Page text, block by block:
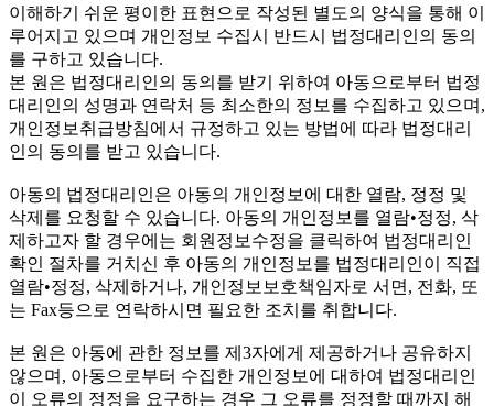
이해하기 쉬운 평이한 표현으로 작성된 별도의 양식을 통해 이
루어지고 있으며 개인정보 수집시 반드시 법정대리인의 동의
를 구하고 있습니다.
본 원은 법정대리인의 동의를 받기 위하여 아동으로부터 법정
대리인의 성명과 연락처 등 최소한의 정보를 수집하고 있으며,
개인정보취급방침에서 규정하고 있는 방법에 따라 법정대리
인의 동의를 받고 있습니다.
아동의 법정대리인은 아동의 개인정보에 대한 열람, 정정 및
삭제를 요청할 수 있습니다. 아동의 개인정보를 열람•정정, 삭
제하고자 할 경우에는 회원정보수정을 클릭하여 법정대리인
확인 절차를 거치신 후 아동의 개인정보를 법정대리인이 직접
열람•정정, 삭제하거나, 개인정보보호책임자로 서면, 전화, 또
는 Fax등으로 연락하시면 필요한 조치를 취합니다.
본 원은 아동에 관한 정보를 제3자에게 제공하거나 공유하지
않으며, 아동으로부터 수집한 개인정보에 대하여 법정대리인
이 오류의 정정을 요구하는 경우 그 오류를 정정할 때까지 해